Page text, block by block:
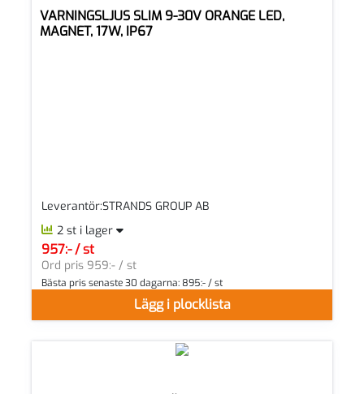
VARNINGSLJUS SLIM 9-30V ORANGE LED,
MAGNET, 17W, IP67
Leverantör:STRANDS GROUP AB
2 st i lager
Lägg i plocklista
957:- / st
SEK per ST
Ord pris 959:- / st
Bästa pris senaste 30 dagarna: 895:- / st